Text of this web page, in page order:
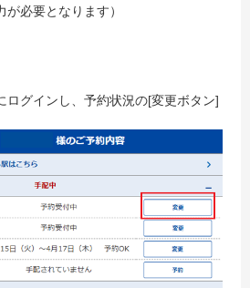
必要となります）
ログインし、予約状況の[変更ボタン]